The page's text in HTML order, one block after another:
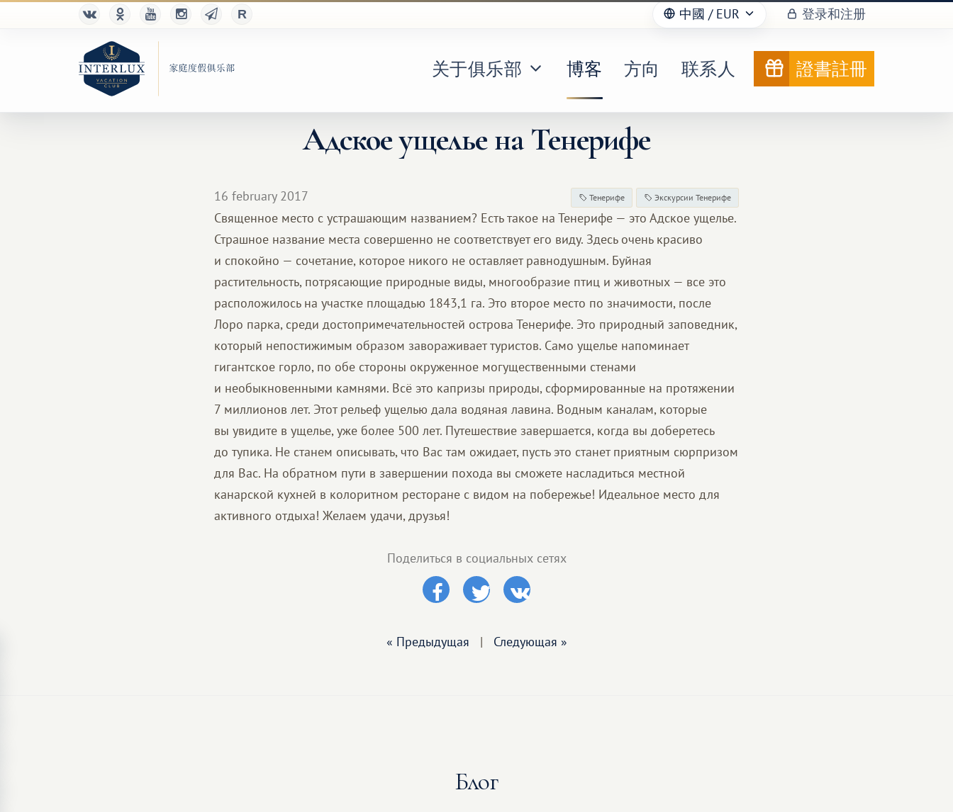
中國 / EUR 登录和注册
关于俱乐部 博客 方向 联系人 證書註冊
Адское ущелье на Тенерифе
16 february 2017 Тенерифе Экскурсии Тенерифе
Священное место с устрашающим названием? Есть такое на Тенерифе — это Адское ущелье.
Страшное название места совершенно не соответствует его виду. Здесь очень красиво
и спокойно — сочетание, которое никого не оставляет равнодушным. Буйная
растительность, потрясающие природные виды, многообразие птиц и животных — все это
расположилось на участке площадью 1843,1 га. Это второе место по значимости, после
Лоро парка, среди достопримечательностей острова Тенерифе. Это природный заповедник,
который непостижимым образом завораживает туристов. Само ущелье напоминает
гигантское горло, по обе стороны окруженное могущественными стенами
и необыкновенными камнями. Всё это капризы природы, сформированные на протяжении
7 миллионов лет. Этот рельеф ущелью дала водяная лавина. Водным каналам, которые
вы увидите в ущелье, уже более 500 лет. Путешествие завершается, когда вы доберетесь
до тупика. Не станем описывать, что Вас там ожидает, пусть это станет приятным сюрпризом
для Вас. На обратном пути в завершении похода вы сможете насладиться местной
канарской кухней в колоритном ресторане с видом на побережье! Идеальное место для
активного отдыха! Желаем удачи, друзья!
Поделиться в социальных сетях
« Предыдущая | Следующая »
Блог